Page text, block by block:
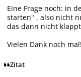
Eine Frage noch: in
starten" , also nicht
das dann nicht
Vielen Dank noch
Zitat